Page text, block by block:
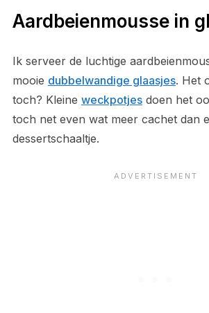
Aardbeienmousse in
Ik serveer de luchtige
mooie dubbelwandige glaasjes. Het
toch? Kleine weckpotjesdoen het
toch net even wat meer cachet dan
dessertschaaltje.